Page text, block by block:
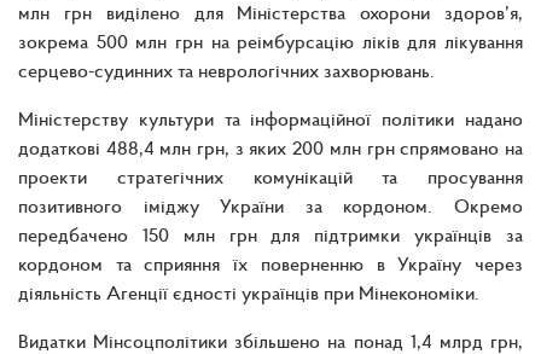
млн грн виділено для Міністерства охорони здоров’я,
зокрема 500 млн грн на реімбурсацію ліків для лікування
серцево-судинних та неврологічних захворювань.
Міністерству культури та інформаційної політики надано
додаткові 488,4 млн грн, з яких 200 млн грн спрямовано на
проекти стратегічних комунікацій та просування
позитивного іміджу України за кордоном. Окремо
передбачено 150 млн грн для підтримки українців за
кордоном та сприяння їх поверненню в Україну через
діяльність Агенції єдності українців при Мінекономіки.
Видатки Мінсоцполітики збільшено на понад 1,4 млрд грн,